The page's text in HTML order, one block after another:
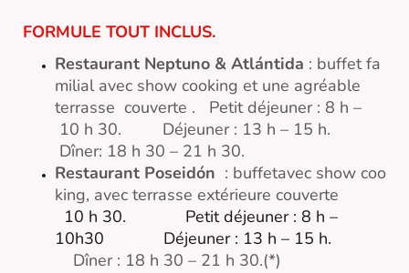
FORMULE TOUT INCLUS.
Restaurant Neptuno & Atlántida : buffet fa
milial avec show cooking et une agréable
terrasse couverte .
Petit déjeuner : 8 h –
10 h 30. Déjeuner : 13 h – 15 h.
Dîner: 18 h 30 – 21 h 30.
Restaurant Poseidón : buffetavec show coo
king, avec terrasse extérieure couverte
10 h 30.
Petit déjeuner : 8 h –
10h30 Déjeuner : 13 h – 15 h.
Dîner : 18 h 30 – 21 h 30.(*)